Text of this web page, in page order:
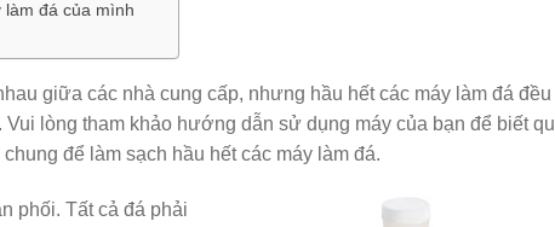
làm đá của mình
giữa các nhà cung cấp, nhưng hầu hết các máy làm đá đều
lòng tham khảo hướng dẫn sử dụng máy của bạn để biết
để làm sạch hầu hết các máy làm đá.
phối. Tất cả đá phải